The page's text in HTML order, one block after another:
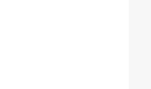
第6話
シー...